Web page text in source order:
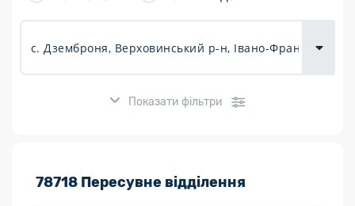
Показати фільтри
Розклад роботи:
78718 Пересувне відділення